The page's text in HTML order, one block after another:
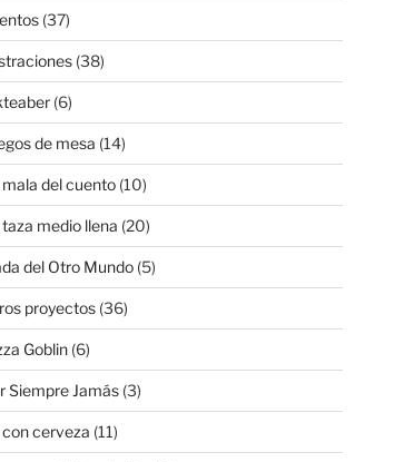
(37)
(38)
(6)
de mesa (14)
mala del cuento(10)
taza medio llena (20)
del Otro Mundo(5)
proyectos(36)
Goblin(6)
Siempre Jamás(3)
con cerveza (11)